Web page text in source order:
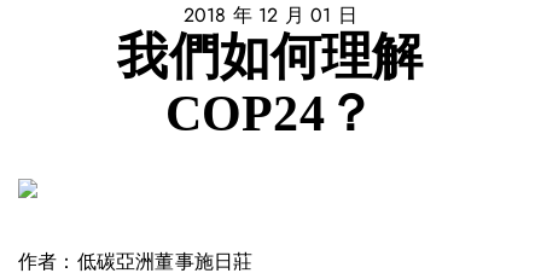
2018 年 12 月 01 日
我們如何理解
COP24？
作者：低碳亞洲董事施日莊